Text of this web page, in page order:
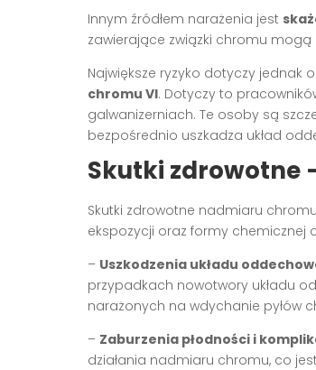
Innym źródłem narażenia jest
zawierające związki chromu
Największe ryzyko dotyczy
chromu VI. Dotyczy to
galwanizerniach. Te osoby są
bezpośrednio uszkadza układ
Skutki zdrowotne
Skutki zdrowotne nadmiaru
ekspozycji oraz formy chemicznej
– Uszkodzenia układu
przypadkach nowotwory układu
narażonych na wdychanie pyłów
– Zaburzenia płodności i
działania nadmiaru chromu, co